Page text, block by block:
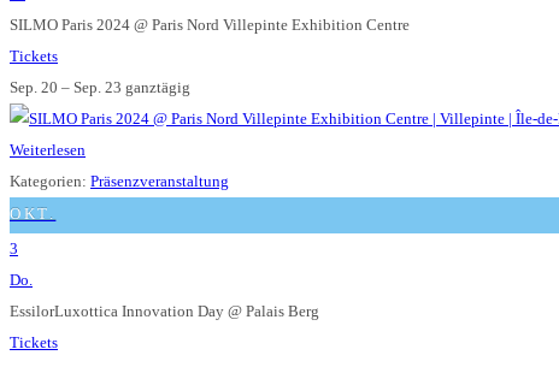
SILMO Paris 2024 @ Paris Nord Villepinte Exhibition Centre
Tickets
Sep. 20 – Sep. 23 ganztägig
Weiterlesen
Kategorien: Präsenzveranstaltung
OKT.
3
Do.
EssilorLuxottica Innovation Day @ Palais Berg
Tickets